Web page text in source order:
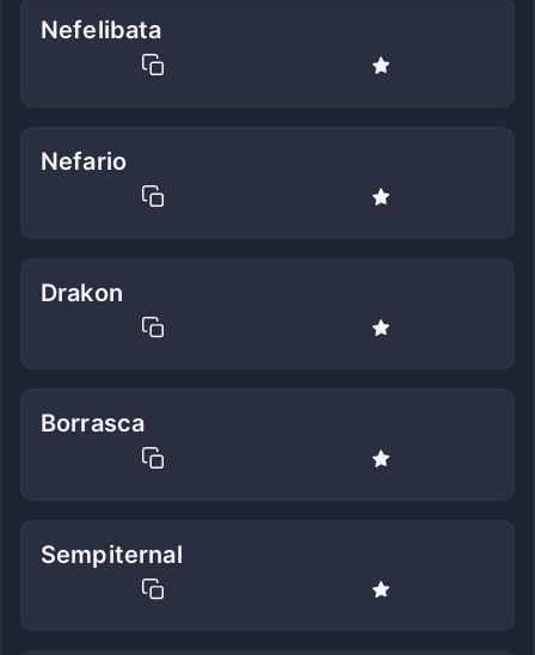
Nefelibata
Nefario
Drakon
Borrasca
Sempiternal